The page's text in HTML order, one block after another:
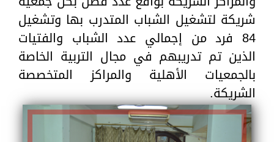
شريكة لتشغيل الشباب المتدرب بها وتشغيل
84 فرد من إجمالي عدد الشباب والفتيات
الذين تم تدريبهم في مجال التربية الخاصة
بالجمعيات الأهلية والمراكز المتخصصة
الشريكة.